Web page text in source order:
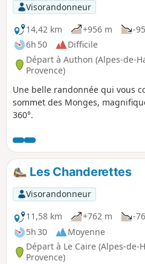
Visorandonneur
14,42 km
+956 m
-
6h 50
Difficile
Départ à Authon (Alpes-de-
Provence)
Une belle randonnée qui vous
sommet des Monges,
360°.
Les Chanderettes
Visorandonneur
11,58 km
+762 m
-
5h 30
Moyenne
Départ à Le Caire (Alpes-de-
Provence)